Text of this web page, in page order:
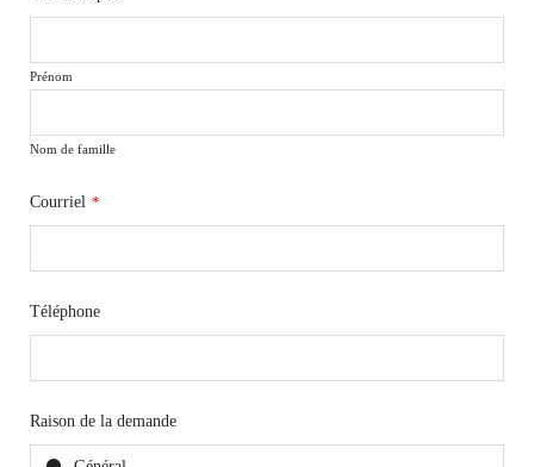
Prénom
Nom de famille
Courriel *
Téléphone
Raison de la demande